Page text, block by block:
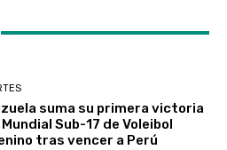
suma su primera victoria
Mundial Sub-17 de Voleibol
tras vencer a Perú